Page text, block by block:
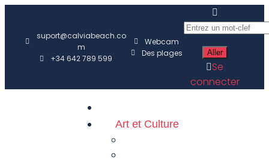
suport@calviabeach.co
m
+34 642 789 599
Webcam
Des plages
Se
connecter
Art et Culture